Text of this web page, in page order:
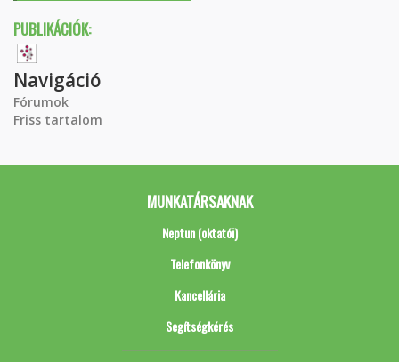
PUBLIKÁCIÓK:
Navigáció
Fórumok
Friss tartalom
MUNKATÁRSAKNAK
Neptun (oktatói)
Telefonkönyv
Kancellária
Segítségkérés